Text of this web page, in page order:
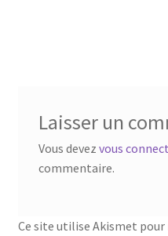
Laisser un
Vous devez vous
commentaire.
Ce site utilise Akismet pour